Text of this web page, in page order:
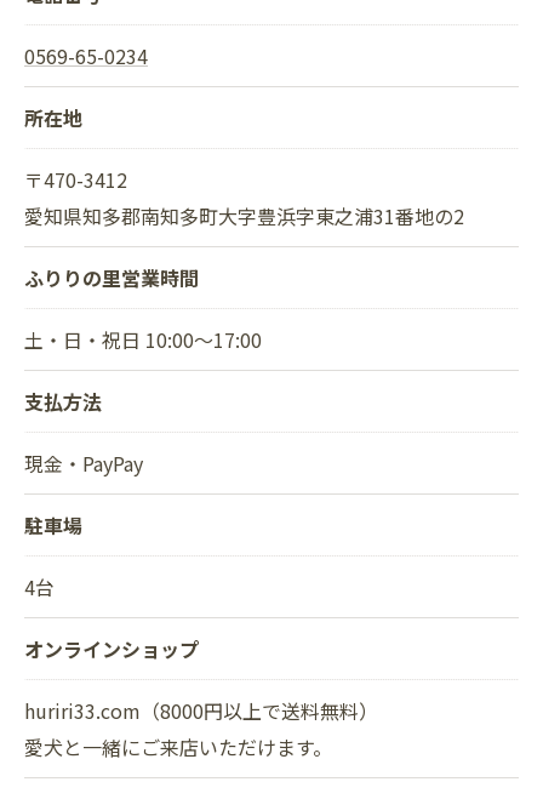
0569-65-0234
所在地
〒470-3412
愛知県知多郡南知多町大字豊浜字東之浦31番地の2
ふりりの里営業時間
土・日・祝日 10:00〜17:00
支払方法
現金・PayPay
駐車場
4台
オンラインショップ
huriri33.com（8000円以上で送料無料）
愛犬と一緒にご来店いただけます。